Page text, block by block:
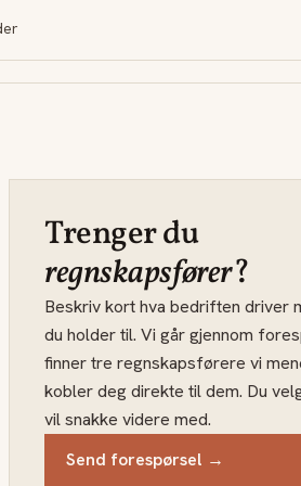
Trenger du
regnskapsfører?
Beskriv kort hva bedriften driver
du holder til. Vi går gjennom
finner tre regnskapsførere vi
kobler deg direkte til dem. Du
vil snakke videre med.
Send forespørsel →